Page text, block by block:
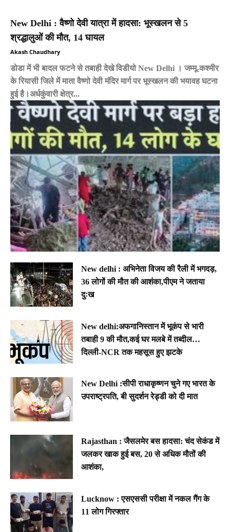
New Delhi : वैष्णो देवी यात्रा में हादसा: भूस्खलन से 5
श्रद्धालुओं की मौत, 14 घायल
Akash Chaudhary
डोडा में भी बादल फटने से तबाही देखे विडीयो New Delhi । जम्मू-कश्मीर
के रियासी जिले में माता वैष्णो देवी मंदिर मार्ग पर भूस्खलन की भयावह घटना
हुई है।अर्धकुंवारी क्षेत्र...
New delhi : अभिनेता विजय की रैली में भगदड़,
36 लोगों की मौत की आशंका,पीएम ने जताया
दुःख
New delhi:अफगानिस्तान में भूकंप से भारी
तबाही 9 की मौत,कई घर मलबे में तब्दील…
दिल्ली-NCR तक महसूस हुए झटके
New Delhi :सीपी राधाकृष्णन चुने गए भारत के
उपराष्ट्रपति, बी सुदर्शन रेड्डी को दी मात
Rajasthan : जैसलमेर बस हादसा: चंद सेकंड में
जलकर खाक हुई बस, 20 से अधिक मौतों की
आशंका,
Lucknow : एसएससी परीक्षा में नकल गैंग के
11 लोग गिरफ्तार